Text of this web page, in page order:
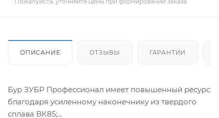
ОПИСАНИЕ ОТЗЫВЫ ГАРАНТИИ
Бур ЗУБР Профессионал имеет повышенный ресурс
благодаря усиленному наконечнику из твердого
сплава ВК85;